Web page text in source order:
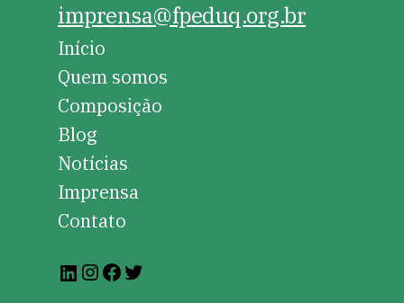
imprensa@fpeduq.org.br
LinkedIn
Instagram
Facebook
Início
Quem somos
Composição
Blog
Notícias
Imprensa
Contato